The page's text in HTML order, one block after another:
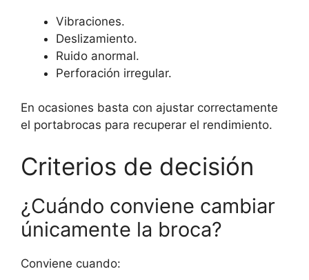
Vibraciones.
Deslizamiento.
Ruido anormal.
Perforación irregular.
En ocasiones basta con ajustar correctamente
el portabrocas para recuperar el rendimiento.
Criterios de decisión
¿Cuándo conviene cambiar
únicamente la broca?
Conviene cuando: